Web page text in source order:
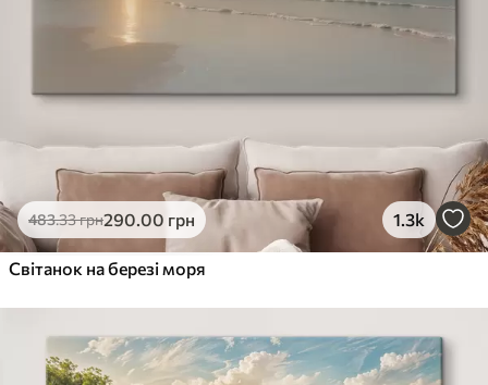
483.33грн290.00 грн 1.3k
Світанок на березі моря